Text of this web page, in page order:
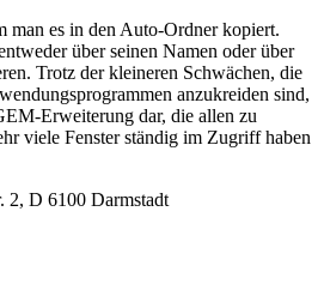
man es in den Auto-Ordner kopiert.
über seinen Namen oder über
Trotz der kleineren Schwächen, die
anzukreiden sind,
Erweiterung dar, die allen zu
viele Fenster ständig im Zugriff haben
2, D 6100 Darmstadt